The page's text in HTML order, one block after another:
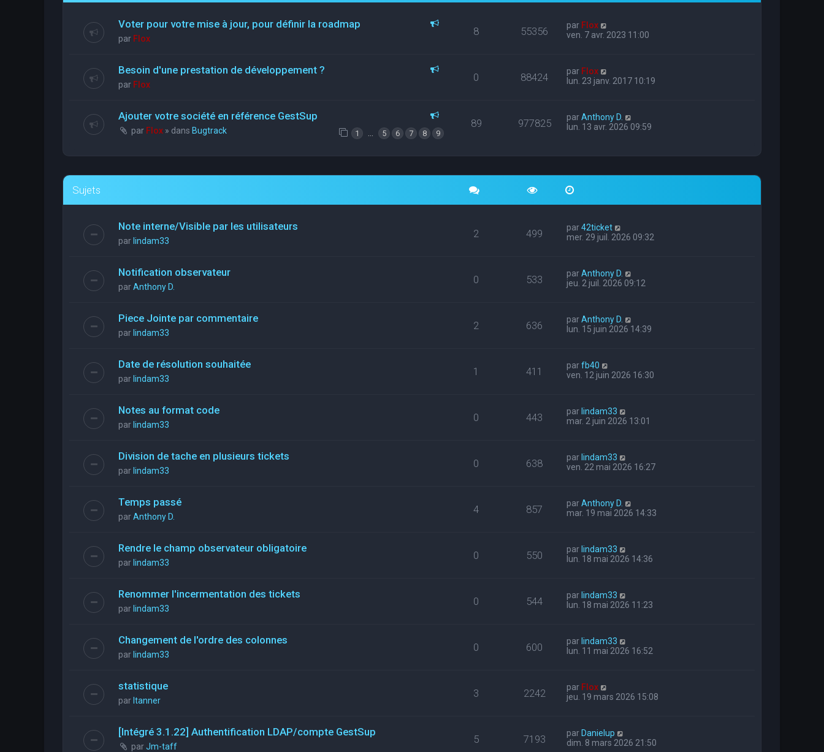
Voter pour votre mise à jour, pour définir la roadmap
par Flox
8 55356 par Flox
ven. 7 avr. 2023 11:00
Besoin d'une prestation de développement ?
par Flox
0 88424 par Flox
lun. 23 janv. 2017 10:19
Ajouter votre société en référence GestSup
par Flox » dans Bugtrack 1 5 6 7 8 9
89 977825 parAnthony D.
lun. 13 avr. 2026 09:59
Sujets
Note interne/Visible par les utilisateurs
par lindam33
2 499 par42ticket
mer. 29 juil. 2026 09:32
Notification observateur
parAnthony D.
0 533 parAnthony D.
jeu. 2 juil. 2026 09:12
Piece Jointe par commentaire
par lindam33
2 636 parAnthony D.
lun. 15 juin 2026 14:39
Date de résolution souhaitée
par lindam33
1 411 parfb40
ven. 12 juin 2026 16:30
Notes au format code
par lindam33
0 443 par lindam33
mar. 2 juin 2026 13:01
Division de tache en plusieurs tickets
par lindam33
0 638 par lindam33
ven. 22 mai 2026 16:27
Temps passé
parAnthony D.
4 857 parAnthony D.
mar. 19 mai 2026 14:33
Rendre le champ observateur obligatoire
par lindam33
0 550 par lindam33
lun. 18 mai 2026 14:36
Renommer l'incermentation des tickets
par lindam33
0 544 par lindam33
lun. 18 mai 2026 11:23
Changement de l'ordre des colonnes
par lindam33
0 600 par lindam33
lun. 11 mai 2026 16:52
statistique
par ltanner
3 2242 par Flox
jeu. 19 mars 2026 15:08
[Intégré 3.1.22] Authentification LDAP/compte GestSup
parJm-taff
5 7193 par Danielup
dim. 8 mars 2026 21:50